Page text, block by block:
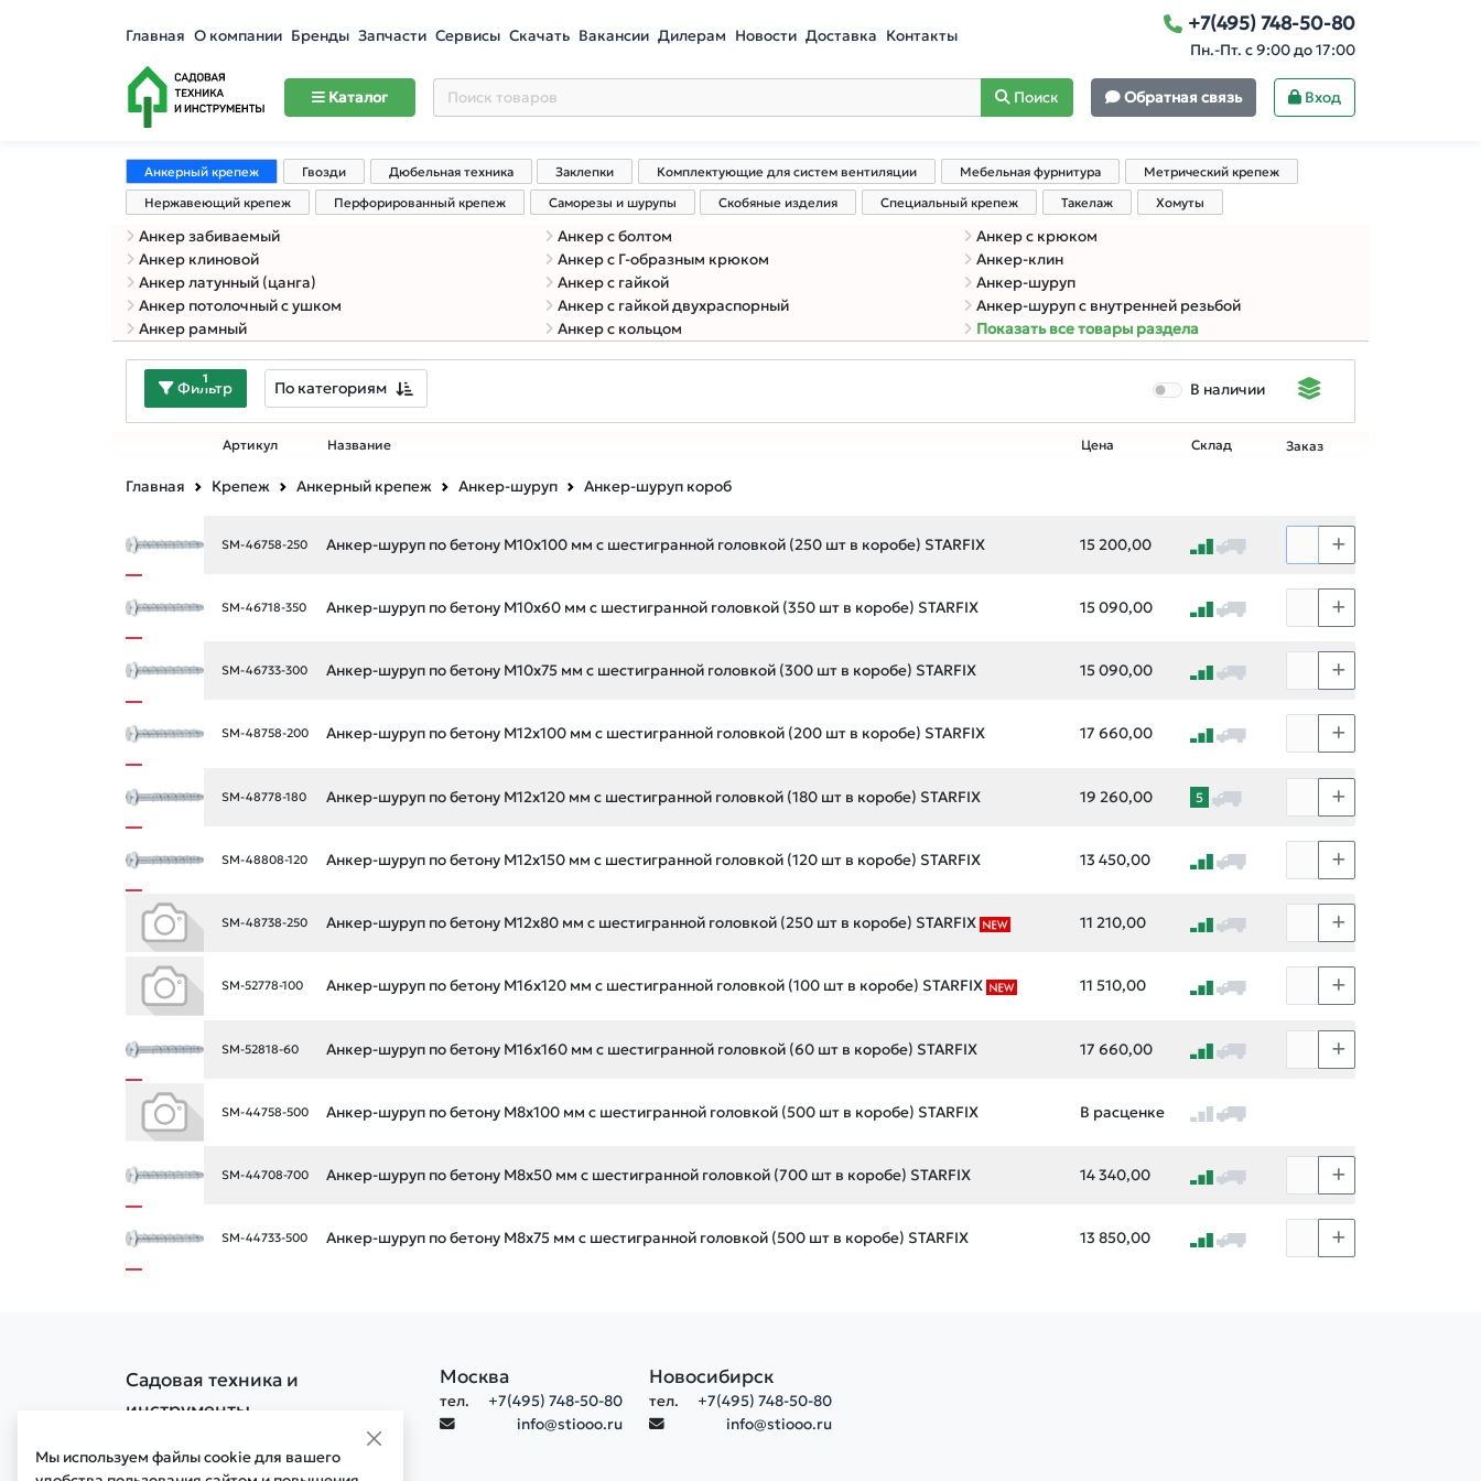
Главная О компании Бренды Запчасти Сервисы Скачать Вакансии Дилерам Новости Доставка Контакты +7(495) 748-50-80
Пн.-Пт. с 9:00 до 17:00
Каталог Поиск Обратная связь Вход
Анкерный крепеж Гвозди Дюбельная техника Заклепки Комплектующие для систем вентиляции Мебельная фурнитура
Метрический крепеж
Нержавеющий крепеж
Перфорированный крепеж Саморезы и шурупы Скобяные изделия Специальный крепеж Такелаж Хомуты
Анкер забиваемый
Анкер клиновой
Анкер латунный (цанга)
Анкер потолочный с ушком
Анкер рамный
Анкер с болтом
Анкер с Г-образным крюком
Анкер с гайкой
Анкер с гайкой двухраспорный
Анкер с кольцом
Анкер с крюком
Анкер-клин
Анкер-шуруп
Анкер-шуруп с внутренней резьбой
Показать все товары раздела
Фильтр
1 По категориям В наличии
Артикул Название Цена Склад Заказ
Главная Крепеж Анкерный крепеж Анкер-шуруп Анкер-шуруп короб
SM-46758-250 Анкер-шуруп по бетону М10х100 мм с шестигранной головкой (250 шт в коробе) STARFIX 15 200,00
SM-46718-350 Анкер-шуруп по бетону М10х60 мм с шестигранной головкой (350 шт в коробе) STARFIX 15 090,00
SM-46733-300 Анкер-шуруп по бетону М10х75 мм с шестигранной головкой (300 шт в коробе) STARFIX 15 090,00
SM-48758-200 Анкер-шуруп по бетону М12х100 мм с шестигранной головкой (200 шт в коробе) STARFIX 17 660,00
SM-48778-180 Анкер-шуруп по бетону М12х120 мм с шестигранной головкой (180 шт в коробе) STARFIX 19 260,00 5
SM-48808-120 Анкер-шуруп по бетону М12х150 мм с шестигранной головкой (120 шт в коробе) STARFIX 13 450,00
SM-48738-250 Анкер-шуруп по бетону М12х80 мм с шестигранной головкой (250 шт в коробе) STARFIX 11 210,00
SM-52778-100 Анкер-шуруп по бетону М16х120 мм с шестигранной головкой (100 шт в коробе) STARFIX 11 510,00
SM-52818-60 Анкер-шуруп по бетону М16х160 мм с шестигранной головкой (60 шт в коробе) STARFIX 17 660,00
SM-44758-500 Анкер-шуруп по бетону М8х100 мм с шестигранной головкой (500 шт в коробе) STARFIX В расценке
SM-44708-700 Анкер-шуруп по бетону М8х50 мм с шестигранной головкой (700 шт в коробе) STARFIX 14 340,00
SM-44733-500 Анкер-шуруп по бетону М8х75 мм с шестигранной головкой (500 шт в коробе) STARFIX 13 850,00
Мы используем файлы cookie для вашего
Садовая техника и
инструменты
Политика обработки cookie
Москва
тел.
+7(495) 748-50-80
info@stiooo.ru
Новосибирск
тел.
+7(495) 748-50-80
info@stiooo.ru